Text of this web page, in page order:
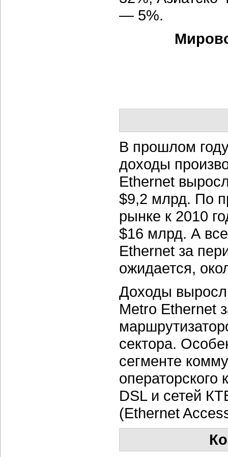
— 5%.
В прошлом
доходы
Ethernet
$9,2 млрд. По
рынке к 2010
$16 млрд. А
Ethernet за
ожидается,
Доходы
Metro Ethernet
сектора.
сегменте
операторского
DSL и сетей
(Ethernet